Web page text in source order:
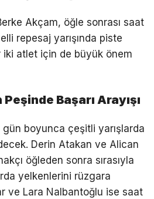
Akçam, öğle sonrası saat
repesaj yarışında piste
iki atlet için de büyük önem
Başarı Arayışı
gün boyunca çeşitli yarışlarda
Derin Atakan ve Alican
öğleden sonra sırasıyla
yelkenlerini rüzgara
ve Lara Nalbantoğlu ise saat